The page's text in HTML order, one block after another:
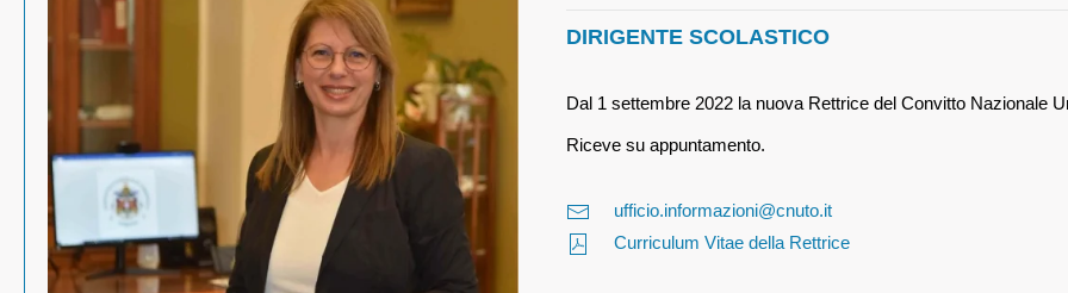
DIRIGENTE SCOLASTICO
Dal 1 settembre 2022 la nuova Rettrice del Convitto Nazionale
Riceve su appuntamento.
ufficio.informazioni@cnuto.it
Curriculum Vitae della Rettrice